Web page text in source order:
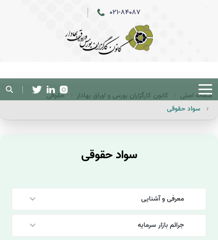
021-84087
صفحه اصلی کانون کارگزاران بورس و اوراق بهادار
حقوقی
سواد حقوقی
سواد حقوقی
معرفی و آشنایی
جرائم بازار سرمایه